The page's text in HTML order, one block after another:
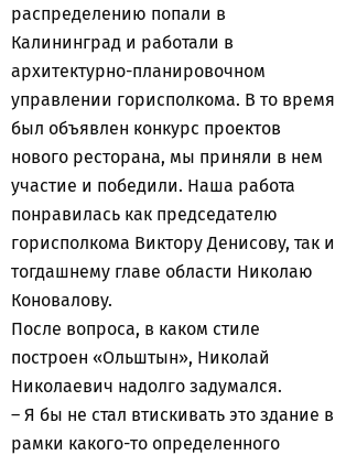
распределению попали в
Калининград и работали в
архитектурно-планировочном
управлении горисполкома. В то время
был объявлен конкурс проектов
нового ресторана, мы приняли в нем
участие и победили. Наша работа
понравилась как председателю
горисполкома Виктору Денисову, так и
тогдашнему главе области Николаю
Коновалову.
После вопроса, в каком стиле
построен «Ольштын», Николай
Николаевич надолго задумался.
– Я бы не стал втискивать это здание в
рамки какого-то определенного